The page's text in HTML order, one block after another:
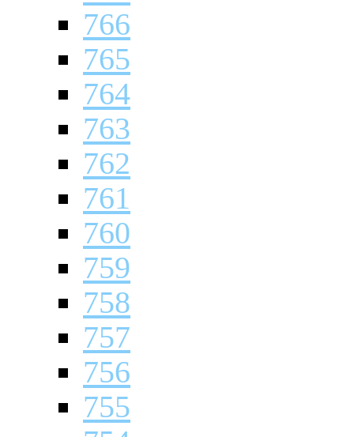
766
765
764
763
762
761
760
759
758
757
756
755